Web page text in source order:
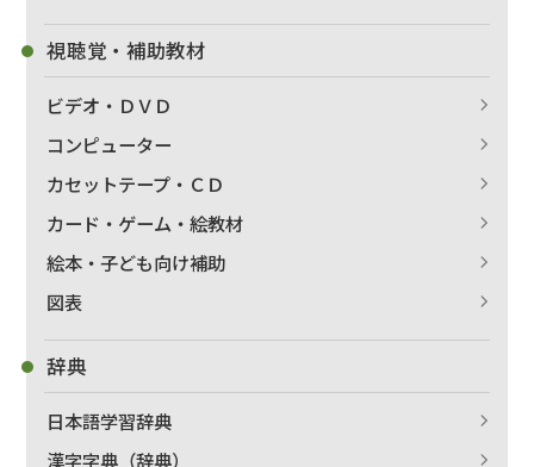
視聴覚・補助教材
ビデオ・ＤＶＤ
コンピューター
カセットテープ・ＣＤ
カード・ゲーム・絵教材
絵本・子ども向け補助
図表
辞典
日本語学習辞典
漢字字典（辞典）